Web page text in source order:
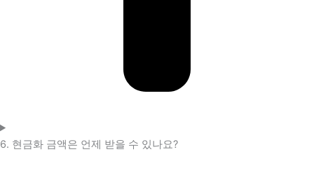
6. 현금화 금액은 언제 받을 수 있나요?